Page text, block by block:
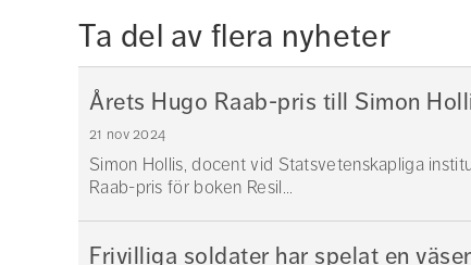
Ta del av flera nyheter
Årets Hugo Raab-pris till Simon
21 nov 2024
Simon Hollis, docent vid Statsvetenskapliga
Raab-pris för boken Resil...
Frivilliga soldater har spelat en